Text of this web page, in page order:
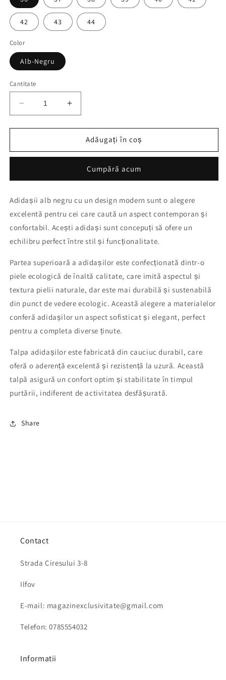
42 43 44
Color
Alb-Negru
Cantitate
Reduceți
cantitatea
pentru
Af
colet
Creșteți
cantitatea
pentru
Af
Negru+Vrf
colet
Adăugați în coș
Cumpără acum
Adidașii alb negru cu un design modern sunt o alegere
excelentă pentru cei care caută un aspect contemporan și
confortabil. Acești adidași sunt concepuți să ofere un
echilibru perfect între stil și funcționalitate.
Partea superioară a adidașilor este confecționată dintr-o
piele ecologică de înaltă calitate, care imită aspectul și
textura pielii naturale, dar este mai durabilă și sustenabilă
din punct de vedere ecologic. Această alegere a materialelor
conferă adidașilor un aspect sofisticat și elegant, perfect
pentru a completa diverse ținute.
Talpa adidașilor este fabricată din cauciuc durabil, care
oferă o aderență excelentă și rezistență la uzură. Această
talpă asigură un confort optim și stabilitate în timpul
purtării, indiferent de activitatea desfășurată.
Share
Contact
Strada Ciresului 3-8
Ilfov
E-mail: magazinexclusivitate@gmail.com
Telefon: 0785554032
Informatii